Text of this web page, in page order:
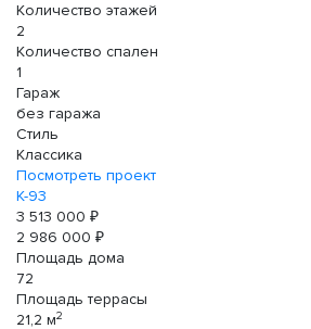
Количество этажей
2
Количество спален
1
Гараж
без гаража
Стиль
Классика
Посмотреть проект
К-93
3 513 000 ₽
2 986 000 ₽
Площадь дома
72
Площадь террасы
21,2 м2